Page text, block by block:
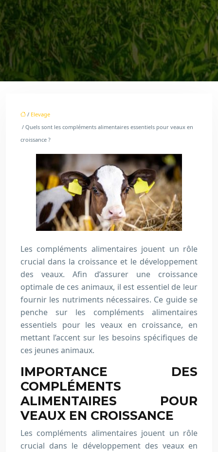
/ Elevage
/ Quels sont les compléments alimentaires essentiels pour veaux en
croissance ?
Les compléments alimentaires jouent un rôle
crucial dans la croissance et le développement
des veaux. Afin d’assurer une croissance
optimale de ces animaux, il est essentiel de leur
fournir les nutriments nécessaires. Ce guide se
penche sur les compléments alimentaires
essentiels pour les veaux en croissance, en
mettant l’accent sur les besoins spécifiques de
ces jeunes animaux.
IMPORTANCE DES
COMPLÉMENTS
ALIMENTAIRES POUR
VEAUX EN CROISSANCE
Les compléments alimentaires jouent un rôle
crucial dans le développement des veaux en